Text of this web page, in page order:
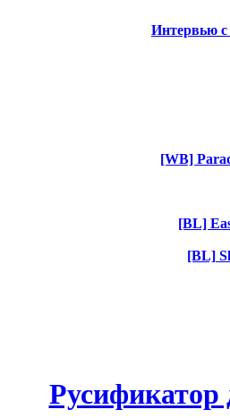
Интервью с
[WB]
[BL]
[BL]
Русификатор